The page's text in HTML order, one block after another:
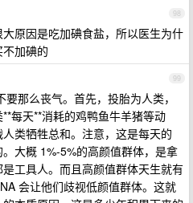
98
原因是吃加碘食盐，所以医生为什
加碘的
99
要那么丧气。首先，投胎为人类，
每天**消耗的鸡鸭鱼牛羊猪等动
类牺牲总和。注意，这是每天的
大概 1%-5%的高颜值群体，是拿
工具人。而且高颜值群体天生就有
会让他们歧视低颜值群体。这就